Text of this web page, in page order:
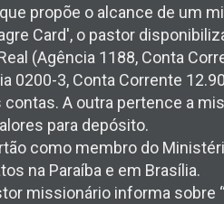
que propõe o alcance de um
Card', o pastor
(Agência 1188, Conta
0200-3, Conta Corrente
contas. A outra pertence a
para depósito.
como membro do
na Paraíba e em Brasília.
missionário informa